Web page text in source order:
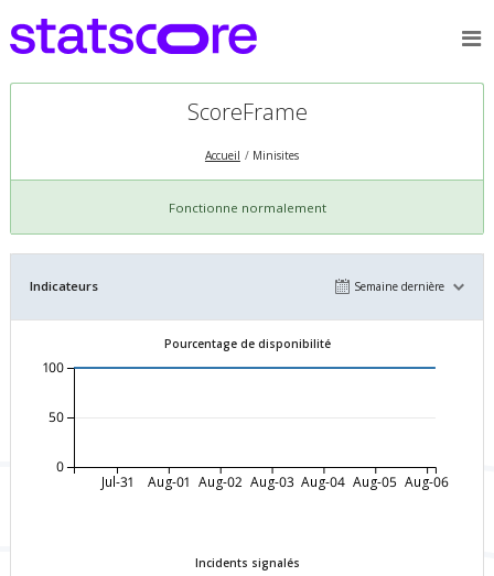
ScoreFrame
Accueil Minisites
Fonctionne normalement
Indicateurs Semaine dernière
Pourcentage de disponibilité
Jul-31 Aug-01 Aug-02 Aug-03 Aug-04 Aug-05 Aug-06
0
50
100
Incidents signalés